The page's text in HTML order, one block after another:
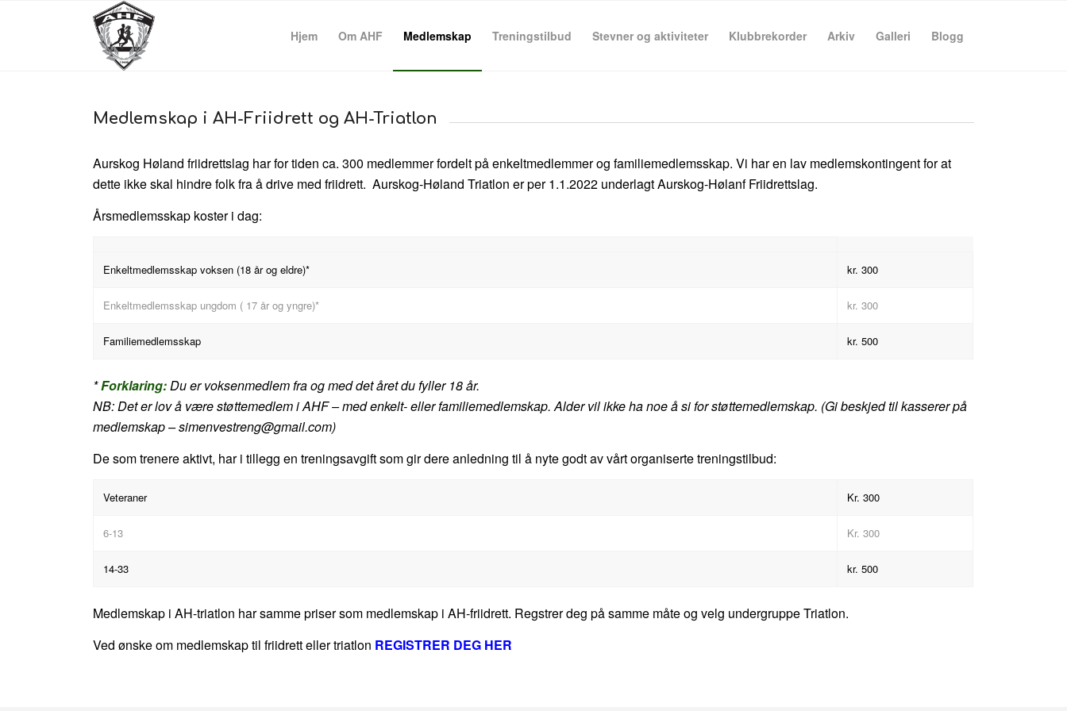
Hjem Om AHF Medlemskap Treningstilbud Stevner og aktiviteter Klubbrekorder Arkiv Galleri Blogg
Medlemskap i AH-Friidrett og AH-Triatlon
Aurskog Høland friidrettslag har for tiden ca. 300 medlemmer fordelt på enkeltmedlemmer og familiemedlemsskap. Vi har en lav medlemskontingent for at
dette ikke skal hindre folk fra å drive med friidrett. Aurskog-Høland Triatlon er per 1.1.2022 underlagt Aurskog-Hølanf Friidrettslag.
Årsmedlemsskap koster i dag:
Enkeltmedlemsskap voksen (18 år og eldre)* kr. 300
Enkeltmedlemsskap ungdom ( 17 år og yngre)* kr. 300
Familiemedlemsskap kr. 500
*Forklaring:Du er voksenmedlem fra og med det året du fyller 18 år.
NB: Det er lov å være støttemedlem i AHF – med enkelt- eller familiemedlemskap. Alder vil ikke ha noe å si for støttemedlemskap. (Gi beskjed til kasserer på
medlemskap – simenvestreng@gmail.com)
De som trenere aktivt, har i tillegg en treningsavgift som gir dere anledning til å nyte godt av vårt organiserte treningstilbud:
Veteraner Kr. 300
6-13 Kr. 300
14-33 kr. 500
Medlemskap i AH-triatlon har samme priser som medlemskap i AH-friidrett. Regstrer deg på samme måte og velg undergruppe Triatlon.
Ved ønske om medlemskap til friidrett eller triatlon REGISTRER DEG HER